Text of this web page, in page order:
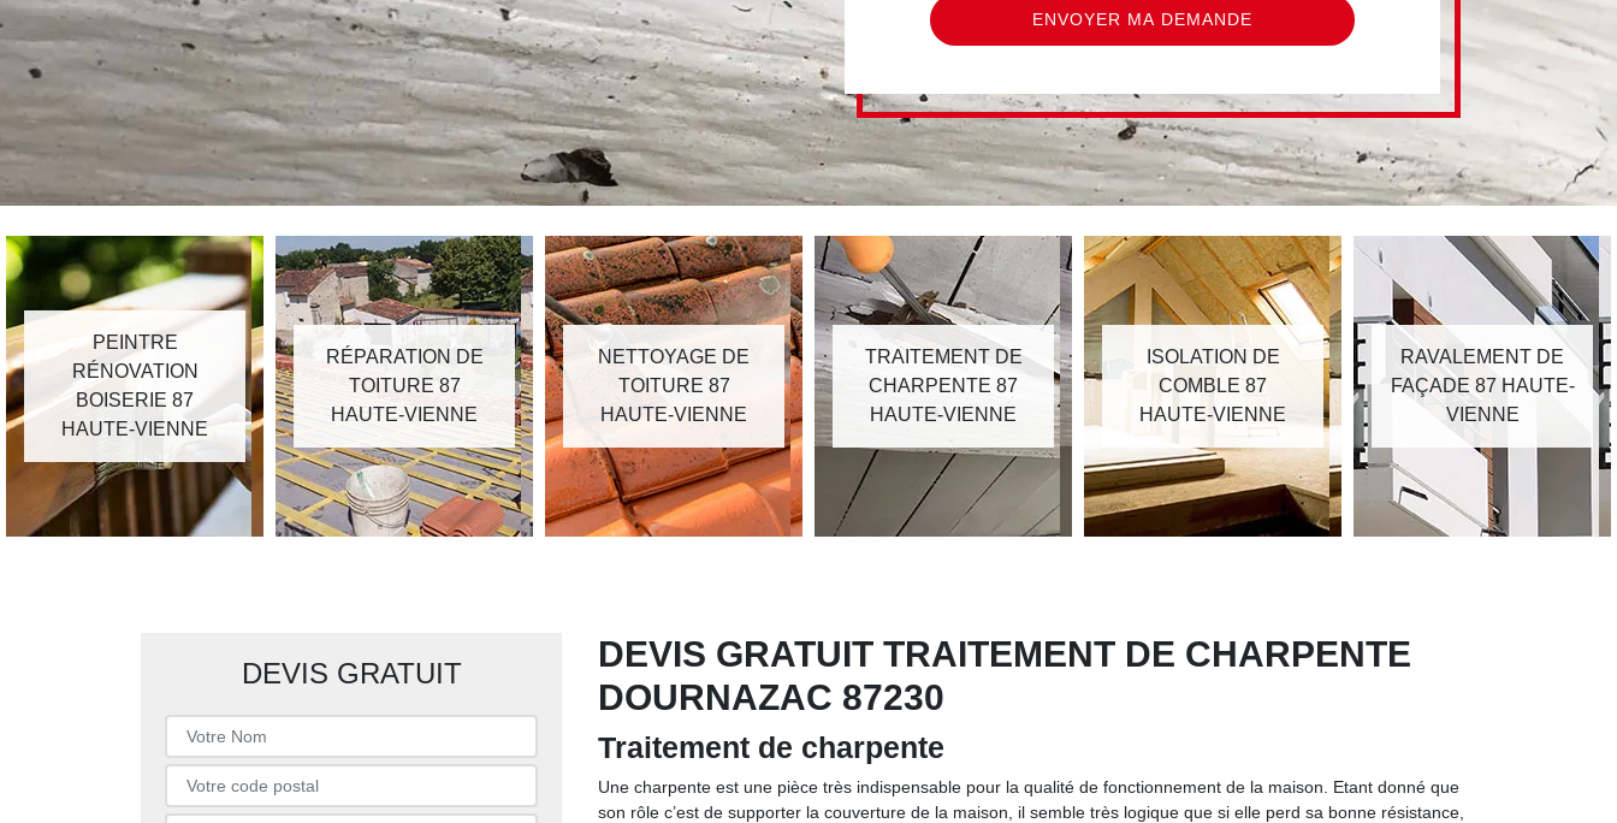
PEINTRE
RÉNOVATION
BOISERIE 87
HAUTE-VIENNE
RÉPARATION DE
TOITURE 87
HAUTE-VIENNE
NETTOYAGE DE
TOITURE 87
HAUTE-VIENNE
TRAITEMENT DE
CHARPENTE 87
HAUTE-VIENNE
ISOLATION DE
COMBLE 87
HAUTE-VIENNE
RAVALEMENT DE
FAÇADE 87 HAUTE-
VIENNE
DEVIS GRATUIT
DEVIS GRATUIT TRAITEMENT DE CHARPENTE
DOURNAZAC 87230
Traitement de charpente
Une charpente est une pièce très indispensable pour la qualité de fonctionnement de la maison. Etant donné que
son rôle c’est de supporter la couverture de la maison, il semble très logique que si elle perd sa bonne résistance,